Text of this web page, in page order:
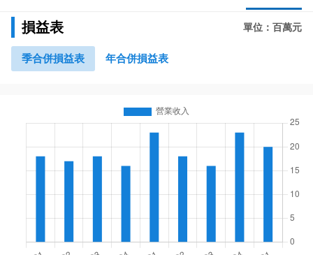
損益表 單位：百萬元
季合併損益表 年合併損益表